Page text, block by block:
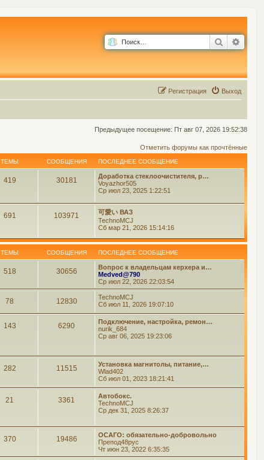
Поиск
Выход
Регистрация
Предыдущее посещение: Пт авг 07, 2026 19:52:38
Отметить форумы как прочтённые
ТЕМЫ СООБЩЕНИЯ ПОСЛЕДНЕЕ СООБЩЕНИЕ
419 30181
Доработка стеклоочистителя, р…
Voyazhor505
Ср июл 23, 2025 1:22:51
691 103971
可愛い ВАЗ
TechnoMCJ
Сб мар 21, 2026 15:14:16
ТЕМЫ СООБЩЕНИЯ ПОСЛЕДНЕЕ СООБЩЕНИЕ
518 30656
Вопрос к владельцам керхера и…
Medved@790
Ср июл 22, 2026 22:03:54
78 12830
TechnoMCJ
Сб июл 11, 2026 19:07:10
143 6290
Подключение, настройка, ремон…
nurik_684
Ср авг 06, 2025 19:23:06
282 11515
Установка магнитолы, питание,…
Wlad402
Сб июл 01, 2023 18:21:41
21 3361
Автобокс.
TechnoMCJ
Ср дек 31, 2025 8:26:37
370 19486
ОСАГО: обязательно-добровольно
Препод48рус
Чт июн 23, 2022 6:35:35